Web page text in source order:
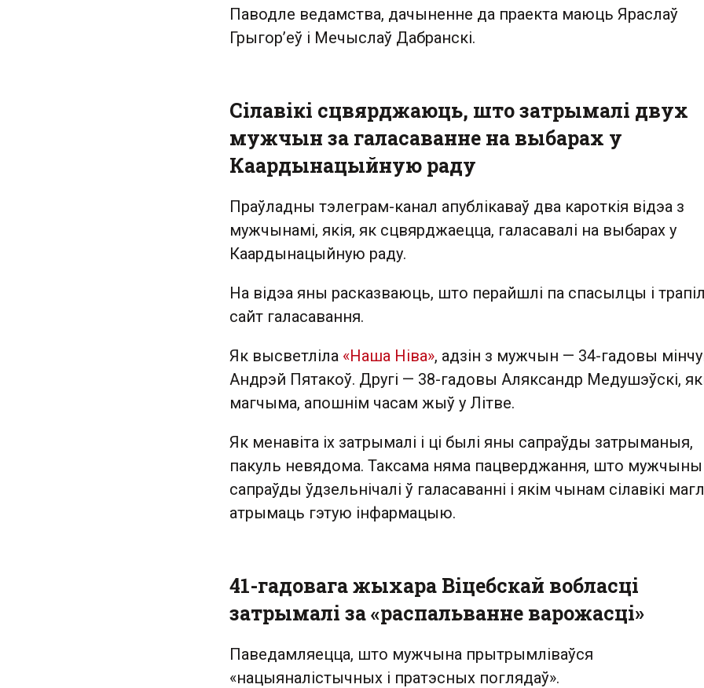
Паводле ведамства, дачыненне да праекта маюць Яраслаў
Грыгор’еў і Мечыслаў Дабранскі.
Сілавікі сцвярджаюць, што затрымалі двух
мужчын за галасаванне на выбарах у
Каардынацыйную раду
Праўладны тэлеграм-канал апублікаваў два кароткія відэа з
мужчынамі, якія, як сцвярджаецца, галасавалі на выбарах у
Каардынацыйную раду.
На відэа яны расказваюць, што перайшлі па спасылцы і
сайт галасавання.
Як высветліла «Наша Ніва», адзін з мужчын — 34-гадовы
Андрэй Пятакоў. Другі — 38-гадовы Аляксандр Медушэўскі,
магчыма, апошнім часам жыў у Літве.
Як менавіта іх затрымалі і ці былі яны сапраўды затрыманыя,
пакуль невядома. Таксама няма пацверджання, што мужчыны
сапраўды ўдзельнічалі ў галасаванні і якім чынам сілавікі
атрымаць гэтую інфармацыю.
41-гадовага жыхара Віцебскай вобласці
затрымалі за «распальванне варожасці»
Паведамляецца, што мужчына прытрымліваўся
«нацыяналістычных і пратэсных поглядаў».